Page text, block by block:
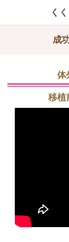
く
成
体
移植